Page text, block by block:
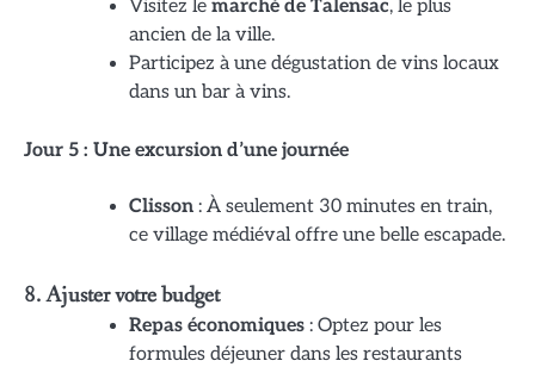
Visitez le marché de Talensac, le plus
ancien de la ville.
Participez à une dégustation de vins locaux
dans un bar à vins.
Jour 5 : Une excursion d’une journée
Clisson : À seulement 30 minutes en train,
ce village médiéval offre une belle escapade.
8. Ajuster votre budget
Repas économiques : Optez pour les
formules déjeuner dans les restaurants